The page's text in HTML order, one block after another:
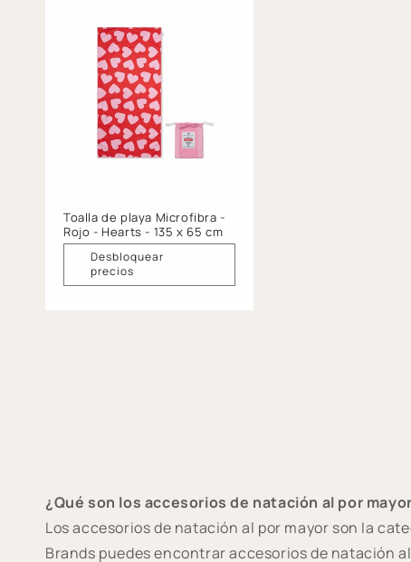
Toalla de playa Microfibra -
Rojo - Hearts - 135 x 65 cm
Desbloquear
precios
¿Qué son los accesorios de natación al por
Los accesorios de natación al por mayor son la
Brands puedes encontrar accesorios de natación